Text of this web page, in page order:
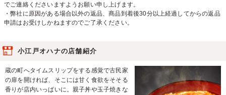
でご連絡くださいますようお願い申し上げます。
・弊社に原因がある場合以外の返品、商品到着後30分以上経過してからの返品
申請はお受けしかねますのでご了承ください。
小江戸オハナの店舗紹介
蔵の町へタイムスリップをする感覚で古民家
の扉を開ければ、そこには甘く食欲をそそる
香りが店内いっぱいに。親子丼や玉子焼きな